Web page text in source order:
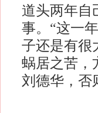
道头两年自
事。“这一
子还是有很
蜗居之苦，
刘德华，否